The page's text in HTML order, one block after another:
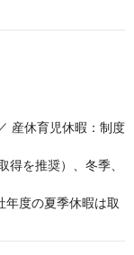
産休育児休暇：制度
を推奨）、冬季、
度の夏季休暇は取